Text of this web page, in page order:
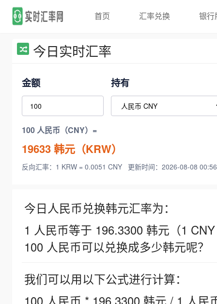
首页 汇率兑换 银行
今日实时汇率
金额 持有
100 人民币（CNY）=
19633韩元（KRW）
反向汇率：1 KRW = 0.0051 CNY 更新时间：2026-08-08
今日人民币兑换韩元汇率为：
1 人民币等于 196.3300 韩元（1
100 人民币可以兑换成多少韩元呢？
我们可以用以下公式进行计算：